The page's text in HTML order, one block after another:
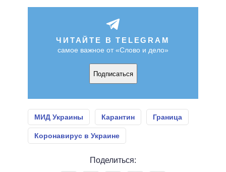
ЧИТАЙТЕ В TELEGRAM
самое важное от «Слово и дело»
Подписаться
МИД Украины Карантин Граница
Коронавирус в Украине
Поделиться: